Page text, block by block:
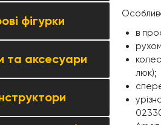
категорії →
моделі
та мотоцикли
треки та автосервіси
та спецтехніка
фігурки
категорії →
людей
та аксесуари
категорії →
в
люк);